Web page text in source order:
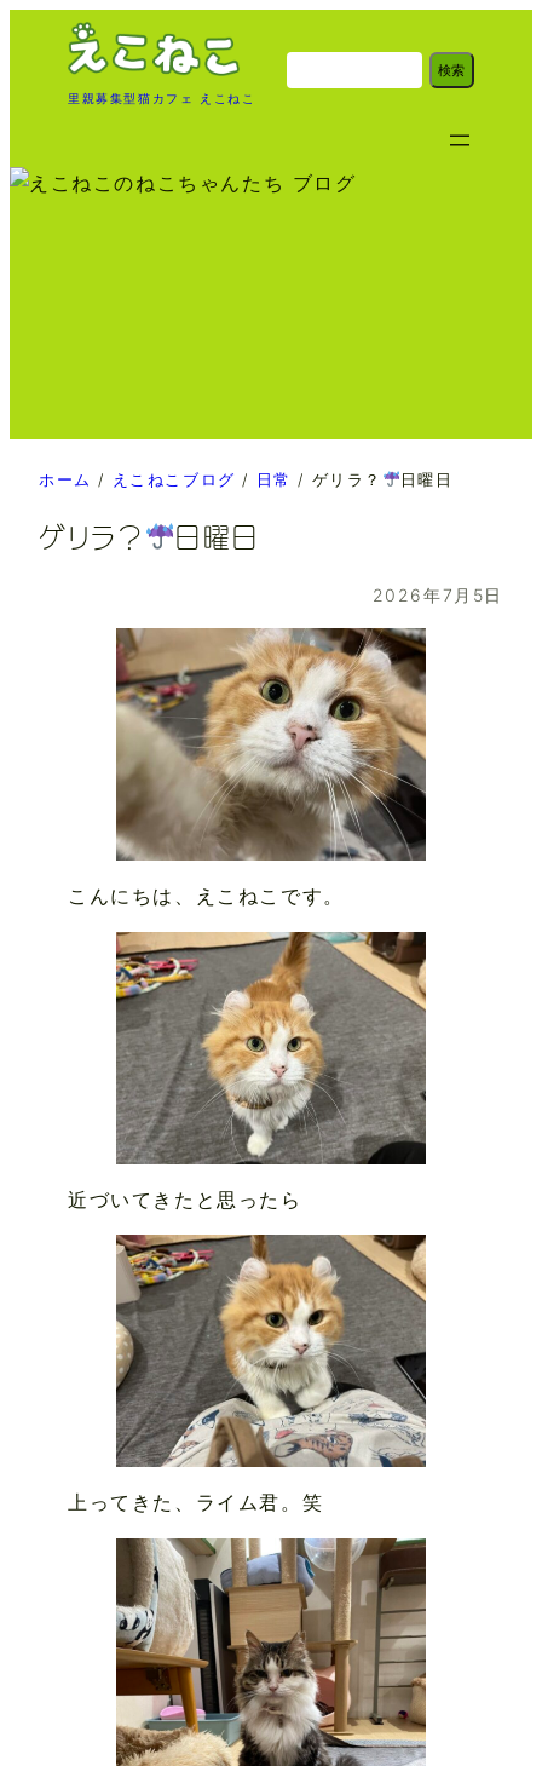
ッ
里親募集型猫カフェ えこねこ
検
索
検索
ホーム / えこねこブログ / 日常 / ゲリラ？ 日曜日
ゲリラ？ 日曜日
2026年7月5日
こんにちは、えこねこです。
近づいてきたと思ったら
上ってきた、ライム君。笑